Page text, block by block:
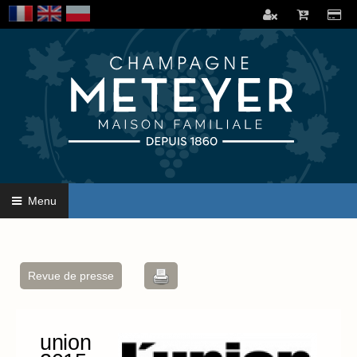
Menu
Revue de presse
union